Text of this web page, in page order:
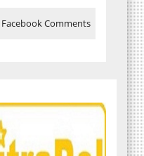
Facebook Comments